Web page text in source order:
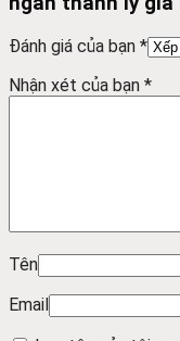
Đánh giá của bạn *
Nhận xét của bạn *
Tên
Email